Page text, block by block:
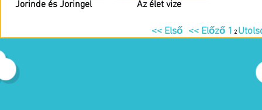
Jorinde és Joringel Az élet vize
<< Első << Előző 1 2